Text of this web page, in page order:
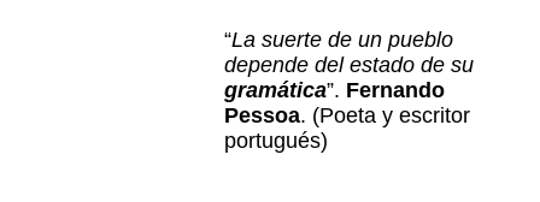
“La suerte de un pueblo
depende del estado de su
gramática”. Fernando
Pessoa. (Poeta y escritor
portugués)